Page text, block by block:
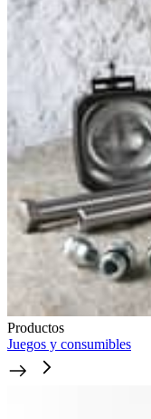
Productos
Juegos y consumibles